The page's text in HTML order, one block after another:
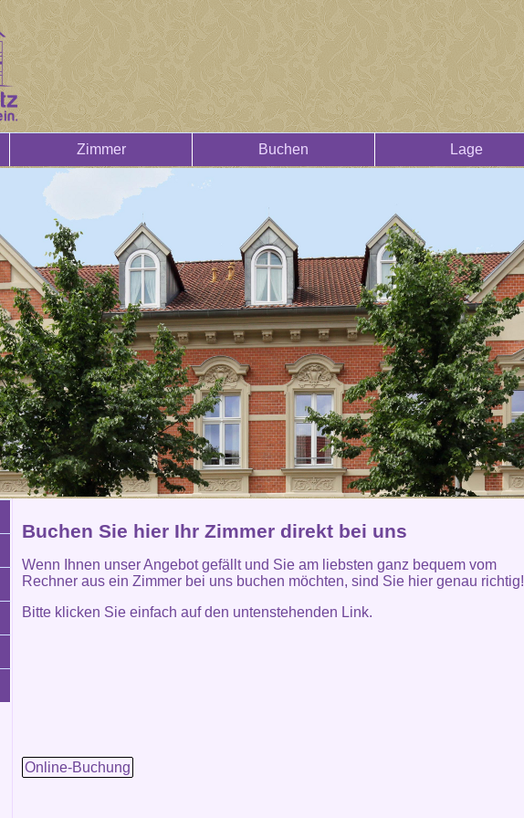
Zimmer Buchen Lage
Buchen Sie hier Ihr Zimmer direkt bei uns
Wenn Ihnen unser Angebot gefällt und Sie am liebsten ganz bequem vom
Rechner aus ein Zimmer bei uns buchen möchten, sind Sie hier genau richtig!
Bitte klicken Sie einfach auf den untenstehenden Link.
Online-Buchung